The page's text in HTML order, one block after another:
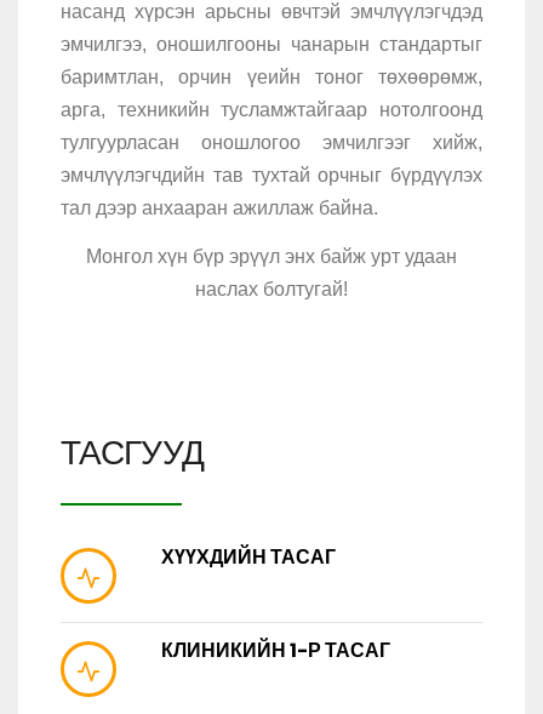
насанд хүрсэн арьсны өвчтэй эмчлүүлэгчдэд
эмчилгээ, оношилгооны чанарын стандартыг
баримтлан, орчин үеийн тоног төхөөрөмж,
арга, техникийн тусламжтайгаар нотолгоонд
тулгуурласан оношлогоо эмчилгээг хийж,
эмчлүүлэгчдийн тав тухтай орчныг бүрдүүлэх
тал дээр анхааран ажиллаж байна.
Монгол хүн бүр эрүүл энх байж урт удаан
наслах болтугай!
ТАСГУУД
ХҮҮХДИЙН ТАСАГ
КЛИНИКИЙН 1-Р ТАСАГ